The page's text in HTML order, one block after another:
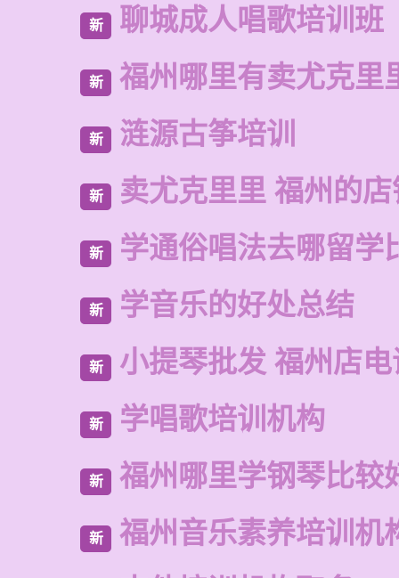
新 聊城成人唱歌培训班
新 福州哪里有卖尤克里
新 涟源古筝培训
新 卖尤克里里 福州的
新 学通俗唱法去哪留学
新 学音乐的好处总结
新 小提琴批发 福州店
新 学唱歌培训机构
新 福州哪里学钢琴比较
新 福州音乐素养培训机